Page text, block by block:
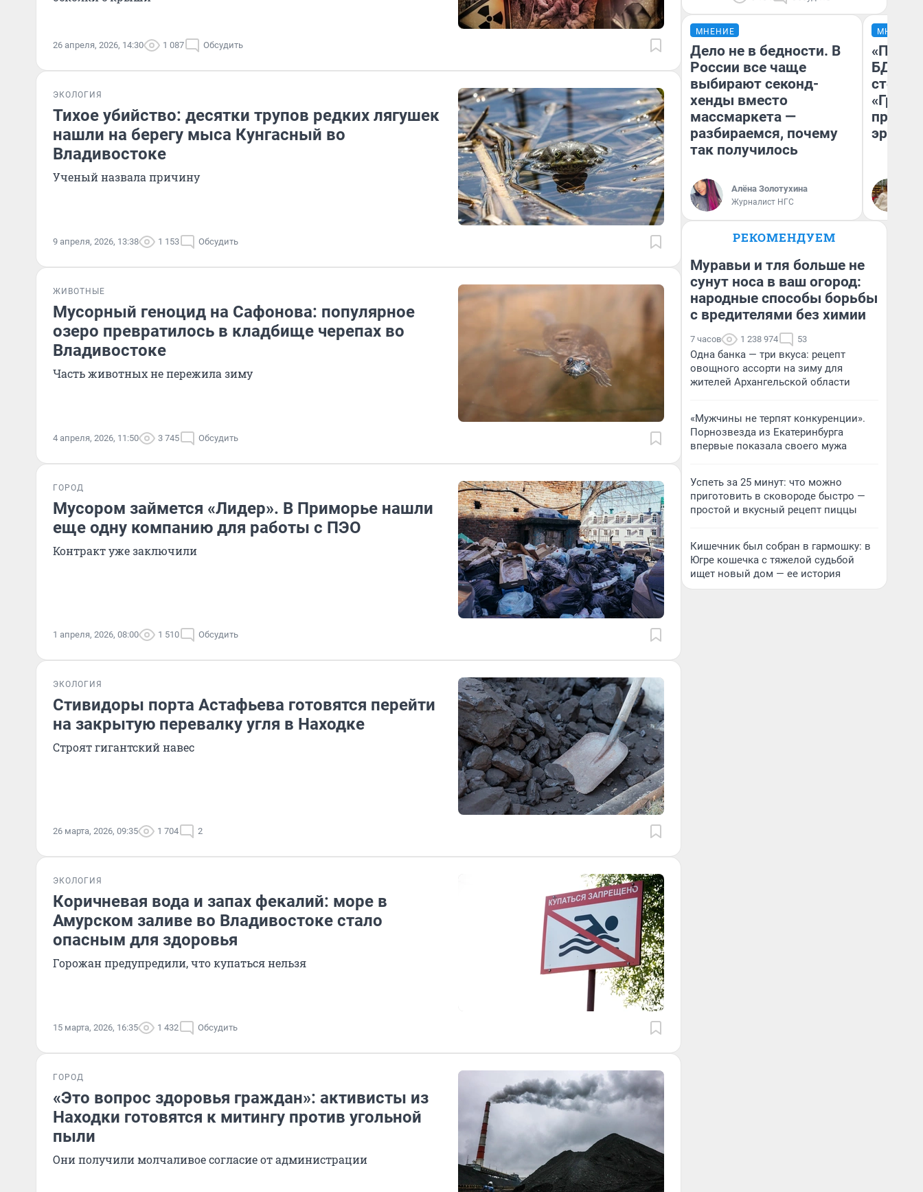
26 апреля, 2026, 14:30 1 087 Обсудить
ЭКОЛОГИЯ
Тихое убийство: десятки трупов редких лягушек
нашли на берегу мыса Кунгасный во
Владивостоке
Ученый назвала причину
9 апреля, 2026, 13:38 1 153 Обсудить
ЖИВОТНЫЕ
Мусорный геноцид на Сафонова: популярное
озеро превратилось в кладбище черепах во
Владивостоке
Часть животных не пережила зиму
4 апреля, 2026, 11:50 3 745 Обсудить
ГОРОД
Мусором займется «Лидер». В Приморье нашли
еще одну компанию для работы с ПЭО
Контракт уже заключили
1 апреля, 2026, 08:00 1 510 Обсудить
ЭКОЛОГИЯ
Стивидоры порта Астафьева готовятся перейти
на закрытую перевалку угля в Находке
Строят гигантский навес
26 марта, 2026, 09:35 1 704 2
ЭКОЛОГИЯ
Коричневая вода и запах фекалий: море в
Амурском заливе во Владивостоке стало
опасным для здоровья
Горожан предупредили, что купаться нельзя
15 марта, 2026, 16:35 1 432 Обсудить
ГОРОД
«Это вопрос здоровья граждан»: активисты из
Находки готовятся к митингу против угольной
пыли
Они получили молчаливое согласие от администрации
МНЕНИЕ
Дело не в бедности. В
России все чаще
выбирают секонд-
хенды вместо
массмаркета —
разбираемся, почему
так получилось
Алёна Золотухина
Журналист НГС
МНЕНИЕ
РЕКОМЕНДУЕМ
Муравьи и тля больше не
сунут носа в ваш огород:
народные способы борьбы
с вредителями без химии
7 часов 1 238 974 53
Одна банка — три вкуса: рецепт
овощного ассорти на зиму для
жителей Архангельской области
«Мужчины не терпят конкуренции».
Порнозвезда из Екатеринбурга
впервые показала своего мужа
Успеть за 25 минут: что можно
приготовить в сковороде быстро —
простой и вкусный рецепт пиццы
Кишечник был собран в гармошку: в
Югре кошечка с тяжелой судьбой
ищет новый дом — ее история